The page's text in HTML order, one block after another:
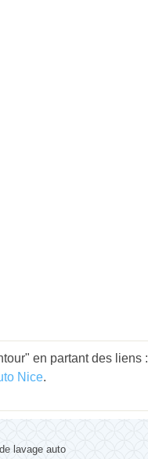
en partant des liens :
Nice.
lavage auto